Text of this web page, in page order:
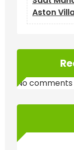
Aston
No comments